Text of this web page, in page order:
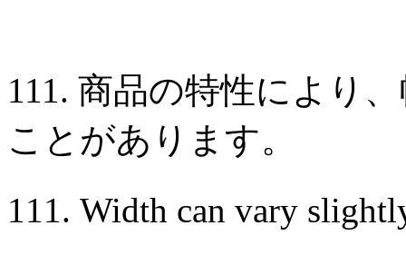
111. 商品の特性により
ことがあります。
111. Width can vary